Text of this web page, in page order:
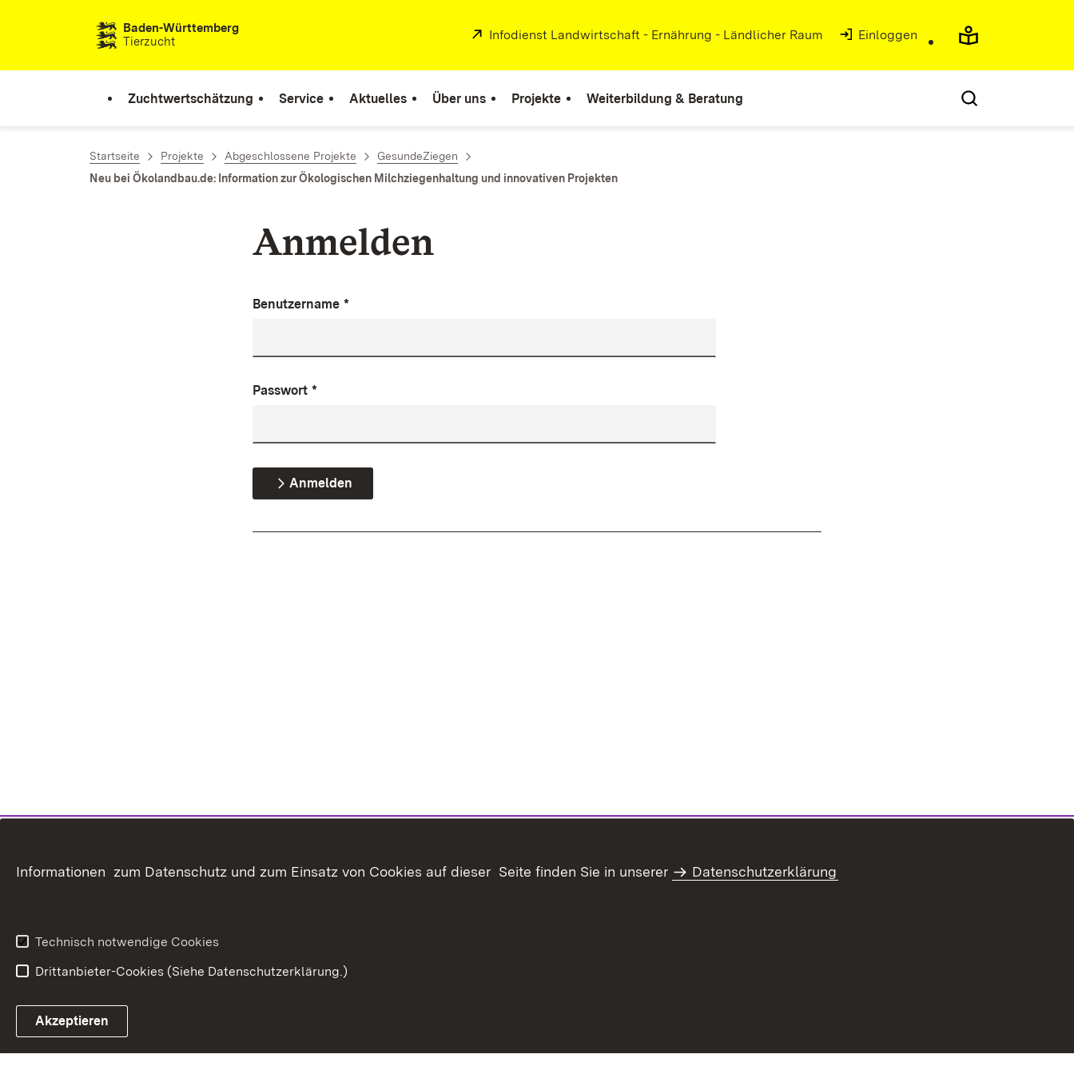
Zum Inhalt springenBaden-Württemberg
Tierzucht
Extern:
Infodienst Landwirtschaft - Ernährung - Ländlicher Raum (Öffnet in neuem Fenster)
Einloggen
Zuchtwertschätzung Service Aktuelles Über uns Projekte Weiterbildung & Beratung
Startseite Projekte Abgeschlossene Projekte
GesundeZiegen
Neu bei Ökolandbau.de: Information zur Ökologischen Milchziegenhaltung und innovativen Projekten
Anmelden
Benutzername *
Passwort *
Anmelden
Informationen zum Datenschutz und zum Einsatz von Cookies auf dieser Seite finden Sie in unserer Datenschutzerklärung
Technisch notwendige Cookies
Drittanbieter-Cookies (Siehe Datenschutzerklärung.)
Akzeptieren